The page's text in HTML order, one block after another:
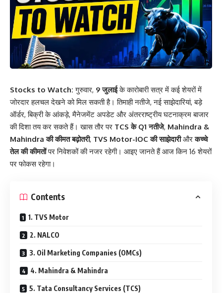
Stocks to Watch: गुरुवार, 9 जुलाईके कारोबारी सत्र में कई शेयरों में
जोरदार हलचल देखने को मिल सकती है। तिमाही नतीजे, नई साझेदारियां, बड़े
ऑर्डर, बिक्री के आंकड़े, मैनेजमेंट अपडेट और अंतरराष्ट्रीय घटनाक्रम बाजार
की दिशा तय कर सकते हैं। खास तौर पर TCS के Q1 नतीजे, Mahindra &
Mahindra की कीमत बढ़ोतरी, TVS Motor-IOC की साझेदारीऔरकच्चे
तेल की कीमतोंपर निवेशकों की नजर रहेगी। आइए जानते हैं आज किन 16 शेयरों
पर फोकस रहेगा।
Contents
1. TVS Motor
2. NALCO
3. Oil Marketing Companies (OMCs)
4. Mahindra & Mahindra
5. Tata Consultancy Services (TCS)